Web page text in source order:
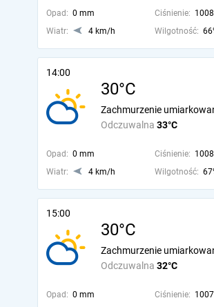
Opad: 0 mm Ciśnienie:
Wiatr:
4 km/h Wilgotność:
14:00
30°C
Odczuwalna 33°C
Zachmurzenie
Opad: 0 mm Ciśnienie:
Wiatr:
4 km/h Wilgotność:
15:00
30°C
Odczuwalna 32°C
Zachmurzenie
Opad: 0 mm Ciśnienie: